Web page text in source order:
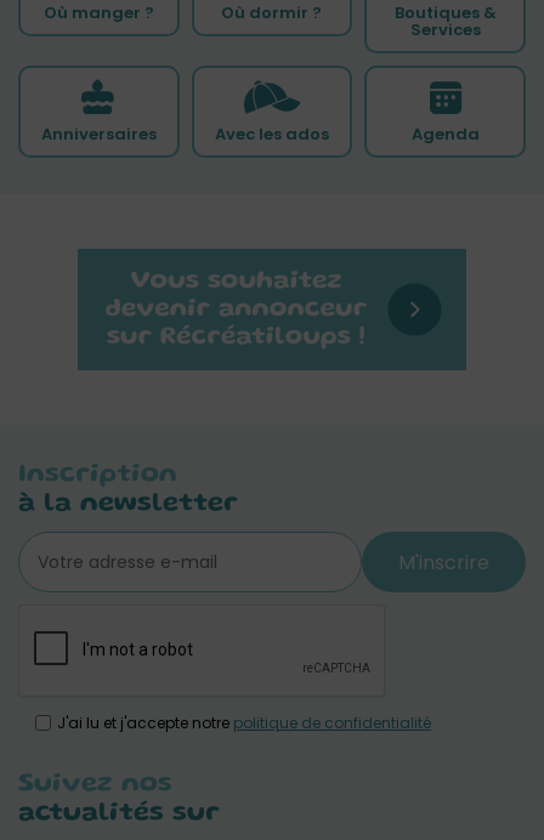
Où manger ? Où dormir ? Boutiques &
Services
Anniversaires Avec les ados Agenda
Inscription
à la newsletter
M'inscrire
J'ai lu et j'accepte notre politique de confidentialité
Suivez nos
actualités sur